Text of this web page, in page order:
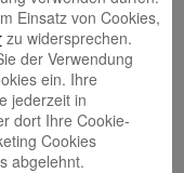
Einsatz von Cookies,
zu widersprechen.
der Verwendung
ein. Ihre
jederzeit in
dort Ihre Cookie-
Cookies
abgelehnt.